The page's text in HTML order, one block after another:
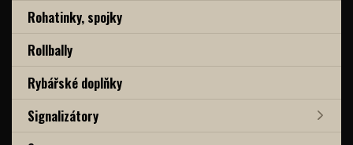
Rohatinky, spojky
Rollbally
Rybářské doplňky
Signalizátory